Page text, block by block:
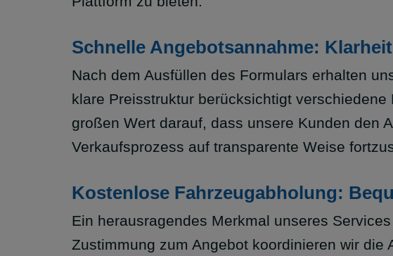
Schnelle Angebotsannahme:
Nach dem Ausfüllen des Formulars erhalten
klare Preisstruktur berücksichtigt
großen Wert darauf, dass unsere Kunden den
Verkaufsprozess auf transparente Weise
Kostenlose Fahrzeugabholung:
Ein herausragendes Merkmal unseres
Zustimmung zum Angebot koordinieren wir